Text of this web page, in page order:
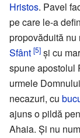
Hristos. Pavel
pe care le-a
propovăduită nu
Sfânt [5] şi cu
spune apostolul
urmele
necazuri, cu
ajuns o pildă
Ahaia. Şi nu